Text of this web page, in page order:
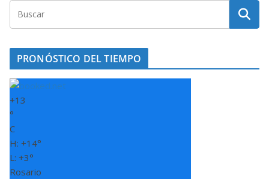
PRONÓSTICO DEL TIEMPO
+13
°
C
H: +14°
L: +3°
Rosario